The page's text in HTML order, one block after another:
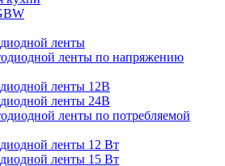
ленты
ленты по напряжению
ленты 12В
ленты 24В
ленты по потребляемой
ленты 12 Вт
ленты 15 Вт